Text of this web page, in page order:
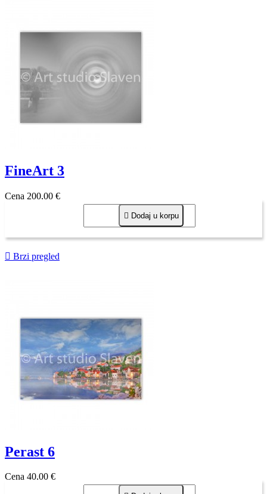
FineArt 3
Cena 200,00 €
 Dodaj u korpu
 Brzi pregled
Perast 6
Cena 40,00 €